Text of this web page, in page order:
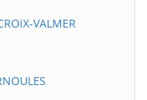
VALMER